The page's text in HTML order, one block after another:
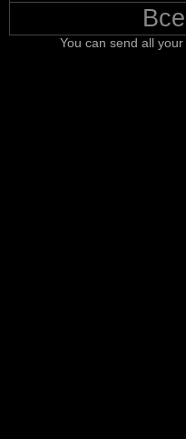
You can send all